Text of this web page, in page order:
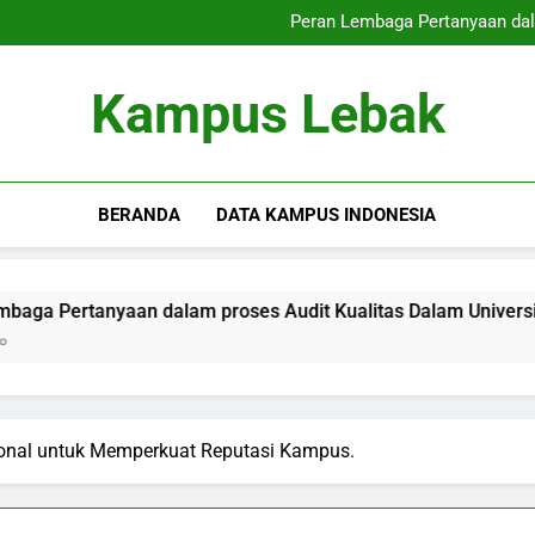
Peran Lembaga Pertanyaan
Kontribusi Pengesahan
Peran Lembaga Pertanyaan
Kontribusi Pengesahan
Kampus Lebak
BERANDA DATA KAMPUS INDONESIA
dalam proses Audit Kualitas Dalam Universitas
untuk Memperkuat Reputasi Kampus.